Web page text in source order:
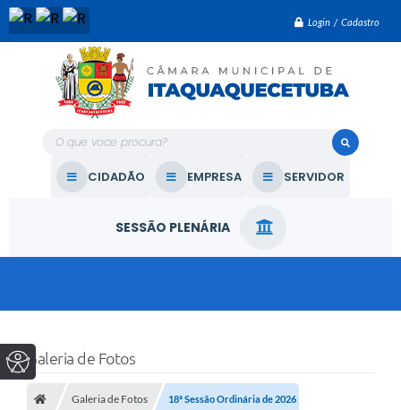
Login / Cadastro
O que voce procura?
CIDADÃO EMPRESA SERVIDOR
SESSÃO PLENÁRIA
Galeria de Fotos
Galeria de Fotos 18ª Sessão Ordinária de 2026